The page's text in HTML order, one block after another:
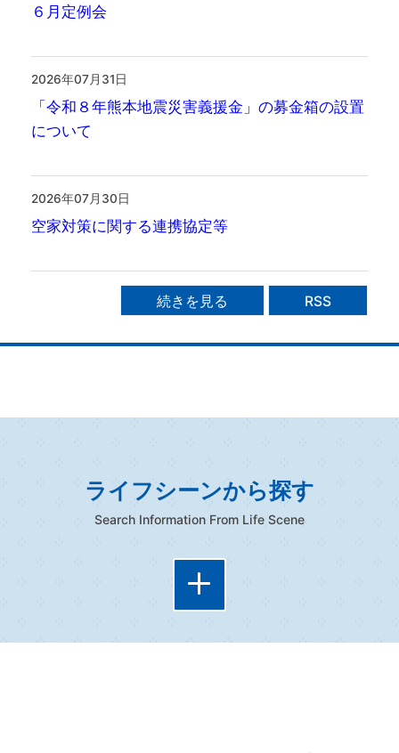
６月定例会
2026年07月31日
「令和８年熊本地震災害義援金」の募金箱の設置
について
2026年07月30日
空家対策に関する連携協定等
続きを見る RSS
ライフシーンから探す
Search Information From Life Scene